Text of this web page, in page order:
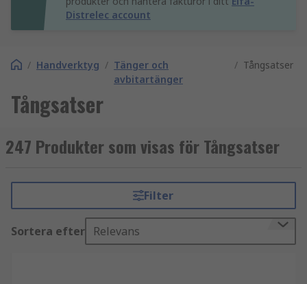
Distrelec account
/ Handverktyg / Tänger och
avbitartänger
/ Tångsatser
Tångsatser
247 Produkter som visas för Tångsatser
Filter
Sortera efter Relevans